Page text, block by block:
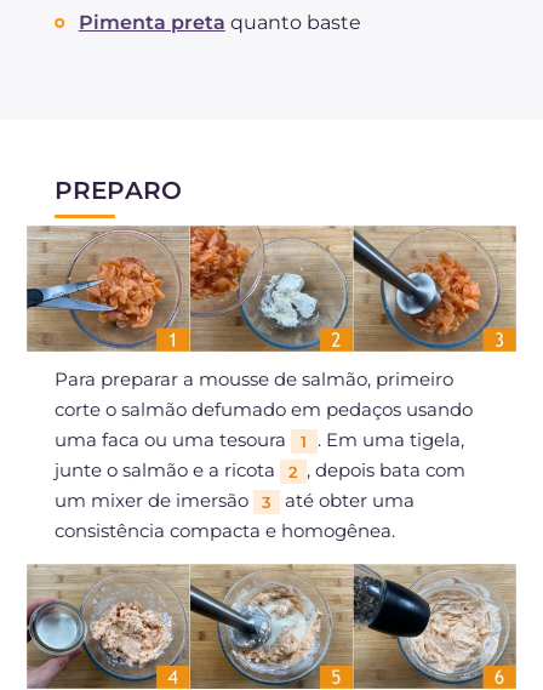
Pimenta preta quanto baste
PREPARO
Para preparar a mousse de salmão, primeiro
corte o salmão defumado em pedaços usando
uma faca ou uma tesoura
1
. Em uma tigela,
junte o salmão e a ricota
2 , depois bata com
um mixer de imersão
3
até obter uma
consistência compacta e homogênea.